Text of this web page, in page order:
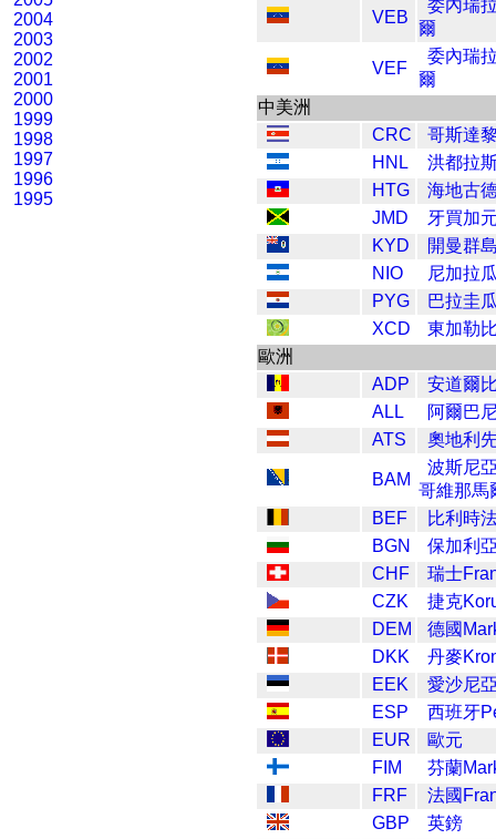
2004
2003
2002
2001
2000
1999
1998
1997
1996
1995
VEB
委內瑞
爾
VEF
委內瑞
爾
中美洲
CRC
哥斯達
HNL
洪都拉
HTG
海地古
JMD
牙買加
KYD
開曼群
NIO
尼加拉
PYG
巴拉圭
XCD
東加勒
歐洲
ADP
安道爾
ALL
阿爾巴
ATS
奧地利
BAM
波斯尼
哥維那馬
BEF
比利時
BGN
保加利
CHF
瑞士
CZK
捷克
DEM
德國
DKK
丹麥
EEK
愛沙尼
ESP
西班牙
EUR
歐元
FIM
芬蘭
FRF
法國
GBP
英鎊